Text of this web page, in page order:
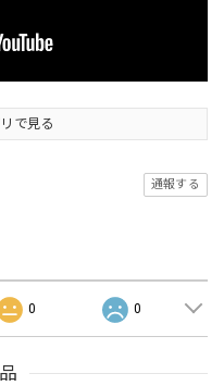
で見る
通報する
0 0